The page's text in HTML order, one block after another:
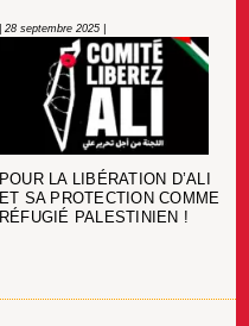
| 28 septembre 2025 |
POUR LA LIBÉRATION D’ALI
ET SA PROTECTION COMME
RÉFUGIÉ PALESTINIEN !